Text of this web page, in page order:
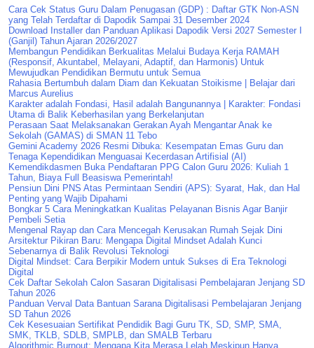
Cara Cek Status Guru Dalam Penugasan (GDP) : Daftar GTK Non-ASN
yang Telah Terdaftar di Dapodik Sampai 31 Desember 2024
Download Installer dan Panduan Aplikasi Dapodik Versi 2027 Semester I
(Ganjil) Tahun Ajaran 2026/2027
Membangun Pendidikan Berkualitas Melalui Budaya Kerja RAMAH
(Responsif, Akuntabel, Melayani, Adaptif, dan Harmonis) Untuk
Mewujudkan Pendidikan Bermutu untuk Semua
Rahasia Bertumbuh dalam Diam dan Kekuatan Stoikisme | Belajar dari
Marcus Aurelius
Karakter adalah Fondasi, Hasil adalah Bangunannya | Karakter: Fondasi
Utama di Balik Keberhasilan yang Berkelanjutan
Perasaan Saat Melaksanakan Gerakan Ayah Mengantar Anak ke
Sekolah (GAMAS) di SMAN 11 Tebo
Gemini Academy 2026 Resmi Dibuka: Kesempatan Emas Guru dan
Tenaga Kependidikan Menguasai Kecerdasan Artifisial (AI)
Kemendikdasmen Buka Pendaftaran PPG Calon Guru 2026: Kuliah 1
Tahun, Biaya Full Beasiswa Pemerintah!
Pensiun Dini PNS Atas Permintaan Sendiri (APS): Syarat, Hak, dan Hal
Penting yang Wajib Dipahami
Bongkar 5 Cara Meningkatkan Kualitas Pelayanan Bisnis Agar Banjir
Pembeli Setia
Mengenal Rayap dan Cara Mencegah Kerusakan Rumah Sejak Dini
Arsitektur Pikiran Baru: Mengapa Digital Mindset Adalah Kunci
Sebenarnya di Balik Revolusi Teknologi
Digital Mindset: Cara Berpikir Modern untuk Sukses di Era Teknologi
Digital
Cek Daftar Sekolah Calon Sasaran Digitalisasi Pembelajaran Jenjang SD
Tahun 2026
Panduan Verval Data Bantuan Sarana Digitalisasi Pembelajaran Jenjang
SD Tahun 2026
Cek Kesesuaian Sertifikat Pendidik Bagi Guru TK, SD, SMP, SMA,
SMK, TKLB, SDLB, SMPLB, dan SMALB Terbaru
Algorithmic Burnout: Mengapa Kita Merasa Lelah Meskipun Hanya